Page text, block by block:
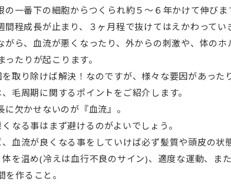
一番下の細胞からつくられ約５～６年かけて伸びま
程成長が止まり、３ヶ月程で抜けてはえかわってい
ら、血流が悪くなったり、外からの刺激や、体の
ったりが起こります。
取り除けば解決！なのですが、様々な要因があった
毛周期に関するポイントをご紹介します。
欠かせないのが『血流』。
なる事はまず避けるのがよいでしょう。
血流が良くなる事をしていけば必ず髪質や頭皮の状
を温め(冷えは血行不良のサイン)、適度な運動、ま
作ること。